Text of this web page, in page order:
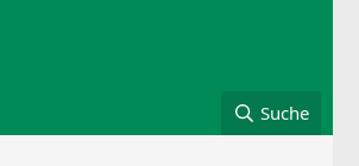
Suche